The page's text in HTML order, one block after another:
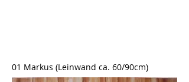
01 Markus (Leinwand ca. 60/90cm)